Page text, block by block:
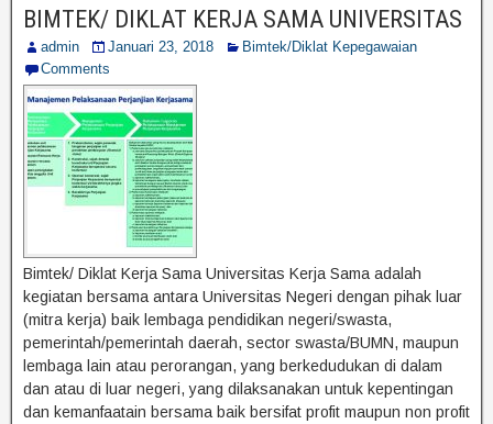
BIMTEK/ DIKLAT KERJA SAMA UNIVERSITAS
admin Januari 23, 2018
Bimtek/Diklat Kepegawaian
Comments
Bimtek/ Diklat Kerja Sama Universitas Kerja Sama adalah
kegiatan bersama antara Universitas Negeri dengan pihak luar
(mitra kerja) baik lembaga pendidikan negeri/swasta,
pemerintah/pemerintah daerah, sector swasta/BUMN, maupun
lembaga lain atau perorangan, yang berkedudukan di dalam
dan atau di luar negeri, yang dilaksanakan untuk kepentingan
dan kemanfaatain bersama baik bersifat profit maupun non profit